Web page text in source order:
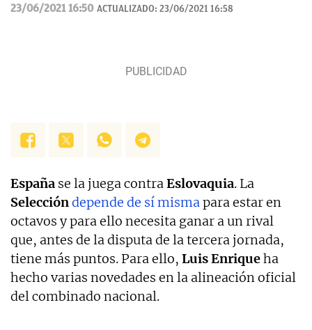
23/06/2021 16:50 ACTUALIZADO: 23/06/2021 16:58
España se la juega contraEslovaquia. La
Seleccióndepende de sí mismapara estar en
octavos y para ello necesita ganar a un rival
que, antes de la disputa de la tercera jornada,
tiene más puntos. Para ello, Luis Enriqueha
hecho varias novedades en la alineación oficial
del combinado nacional.